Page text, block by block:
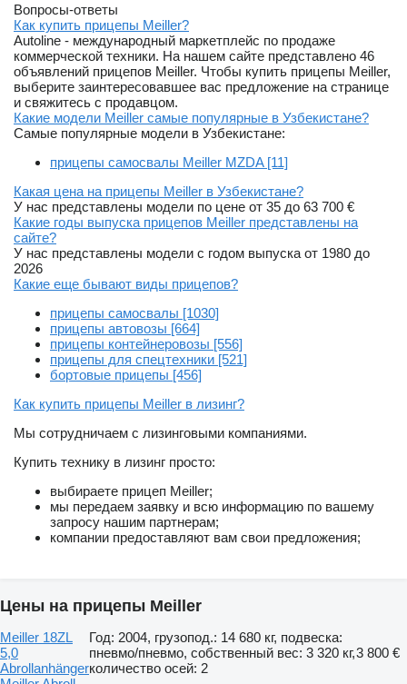
Вопросы-ответы
Как купить прицепы Meiller?
Autoline - международный маркетплейс по продаже
коммерческой техники. На нашем сайте представлено 46
объявлений прицепов Meiller. Чтобы купить прицепы Meiller,
выберите заинтересовавшее вас предложение на странице
и свяжитесь с продавцом.
Какие модели Meiller самые популярные в Узбекистане?
Самые популярные модели в Узбекистане:
прицепы самосвалы Meiller MZDA [11]
Какая цена на прицепы Meiller в Узбекистане?
У нас представлены модели по цене от 35 до 63 700 €
Какие годы выпуска прицепов Meiller представлены на
сайте?
У нас представлены модели с годом выпуска от 1980 до
2026
Какие еще бывают виды прицепов?
прицепы самосвалы [1030]
прицепы автовозы [664]
прицепы контейнеровозы [556]
прицепы для спецтехники [521]
бортовые прицепы [456]
Как купить прицепы Meiller в лизинг?
Мы сотрудничаем с лизинговыми компаниями.
Купить технику в лизинг просто:
выбираете прицеп Meiller;
мы передаем заявку и всю информацию по вашему
запросу нашим партнерам;
компании предоставляют вам свои предложения;
Цены на прицепы Meiller
Meiller 18ZL
5,0
Abrollanhänger
Год: 2004, грузопод.: 14 680 кг, подвеска:
пневмо/пневмо, собственный вес: 3 320 кг,
количество осей: 2
3 800 €